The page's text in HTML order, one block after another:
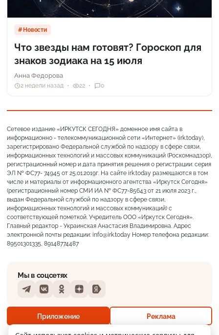
+18° Ощущается как +18
Новости
Что звезды нам готовят? Гороскоп для
знаков зодиака на 15 июля
Анна Федорова
2 недели назад 22 0
Сетевое издание «ИРКУТСК СЕГОДНЯ» доменное имя сайта в
информационно - телекоммуникационной сети «Интернет» (irk.today),
зарегистрировано Федеральной службой по надзору в сфере связи,
информационных технологий и массовых коммуникаций (Роскомнадзор),
регистрационный номер и дата принятия решения о регистрации: серия
ЭЛ № ФС77- 74945 от 25.01.2019г. На сайте irk.today размещаются в том
числе и материалы от информационного агентства «Иркутск Сегодня»
(регистрационный номер СМИ ИА № ФС77-85643 от 21 июля 2023 г.,
выдан Федеральной службой по надзору в сфере связи,
информационных технологий и массовых коммуникаций) с
соответствующей пометкой. Учредитель ООО «Иркутск Сегодня».
Главный редактор - Украинская Анастасия Владимировна. Адрес
электронной почты редакции: info@irk.today Номер телефона редакции:
89501301335, 89148774487
Мы в соцсетях
TelegramVKontakteOdnoklassniki
DzenYandex
Приложение Реклама